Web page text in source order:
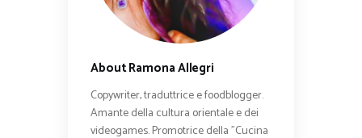
About Ramona Allegri
Copywriter, traduttrice e foodblogger.
Amante della cultura orientale e dei
videogames. Promotrice della "Cucina